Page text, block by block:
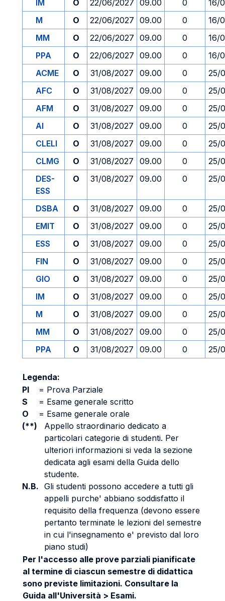
IM O 22/06/2027 09.00 0
16/
M
O 22/06/2027 09.00 0
16/
MM
O 22/06/2027 09.00 0
16/
PPA
O 22/06/2027 09.00 0
16/
ACME
O 31/08/2027 09.00 0
25/
AFC
O 31/08/2027 09.00 0
25/
AFM
O 31/08/2027 09.00 0
25/
AI
O 31/08/2027 09.00 0
25/
CLELI
O 31/08/2027 09.00 0
25/
CLMG
O 31/08/2027 09.00 0
25/
DES-
ESS
O 31/08/2027 09.00 0 25/
DSBA O 31/08/2027 09.00 0
25/
EMIT
O 31/08/2027 09.00 0
25/
ESS
O 31/08/2027 09.00 0
25/
FIN
O 31/08/2027 09.00 0
25/
GIO
O 31/08/2027 09.00 0
25/
IM
O 31/08/2027 09.00 0
25/
M
O 31/08/2027 09.00 0
25/
MM
O 31/08/2027 09.00 0
25/
PPA
O 31/08/2027 09.00 0 25/
Legenda:
PI
= Prova Parziale
S
= Esame generale scritto
O
= Esame generale orale
(**)
Appello straordinario dedicato a
particolari categorie di studenti. Per
ulteriori informazioni si veda la sezione
dedicata agli esami della Guida dello
studente.
N.B. Gli studenti possono accedere a tutti gli
appelli purche' abbiano soddisfatto il
requisito della frequenza (devono essere
pertanto terminate le lezioni del semestre
in cui l'insegnamento e' previsto dal loro
piano studi)
Per l'accesso alle prove parziali pianificate
al termine di ciascun semestre di didattica
sono previste limitazioni. Consultare la
Guida all'Università > Esami.